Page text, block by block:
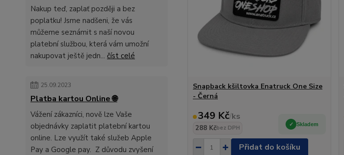
Nakup teď, zaplať později a bez
poplatku! Jsme nadšeni, že vás
můžeme seznámit s naší novou
platební službou, která vám umožní
nakupovat ještě jedn... číst celé
25.09.2023
Platba kartou Online 🌐
Vážení zákazníci, nově lze Vaše
objednávky zaplatit platební kartou
online. Lze využít také služeb Apple
Pay a Google pay. Z důvodu zvyšení
Snapback kšiltovka Enatruck One Size
- Černá
349 Kč/ks
288 Kčbez DPH
Skladem
Přidat do košíku